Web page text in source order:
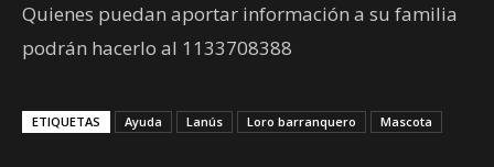
Quienes puedan aportar información a su familia
podrán hacerlo al 1133708388
ETIQUETAS Ayuda Lanús Loro barranquero Mascota